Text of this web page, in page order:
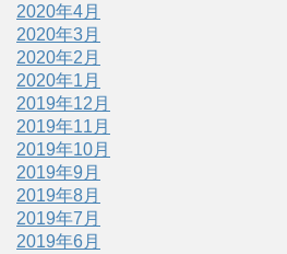
2020年4月
2020年3月
2020年2月
2020年1月
2019年12月
2019年11月
2019年10月
2019年9月
2019年8月
2019年7月
2019年6月